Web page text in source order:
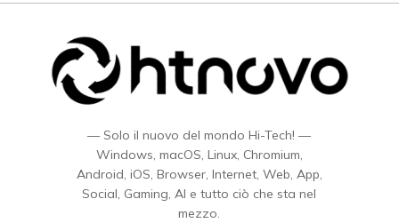
— Solo il nuovo del mondo Hi-Tech! —
Windows, macOS, Linux, Chromium,
Android, iOS, Browser, Internet, Web, App,
Social, Gaming, AI e tutto ciò che sta nel
mezzo.